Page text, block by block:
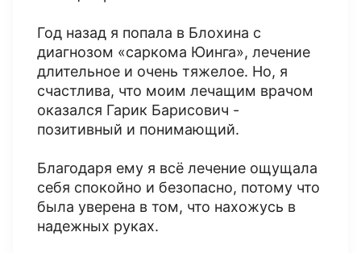
Год назад я попала в Блохина с
диагнозом «саркома Юинга», лечение
длительное и очень тяжелое. Но, я
счастлива, что моим лечащим врачом
оказался Гарик Барисович -
позитивный и понимающий.
Благодаря ему я всё лечение ощущала
себя спокойно и безопасно, потому что
была уверена в том, что нахожусь в
надежных руках.